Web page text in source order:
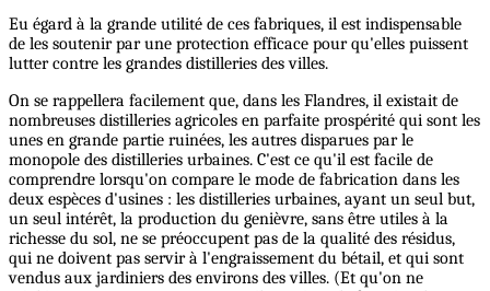
Eu égard à la grande utilité de ces fabriques, il est indispensable
de les soutenir par une protection efficace pour qu'elles puissent
lutter contre les grandes distilleries des villes.
On se rappellera facilement que, dans les Flandres, il existait de
nombreuses distilleries agricoles en parfaite prospérité qui sont les
unes en grande partie ruinées, les autres disparues par le
monopole des distilleries urbaines. C'est ce qu'il est facile de
comprendre lorsqu'on compare le mode de fabrication dans les
deux espèces d'usines : les distilleries urbaines, ayant un seul but,
un seul intérêt, la production du genièvre, sans être utiles à la
richesse du sol, ne se préoccupent pas de la qualité des résidus,
qui ne doivent pas servir à l'engraissement du bétail, et qui sont
vendus aux jardiniers des environs des villes. (Et qu'on ne